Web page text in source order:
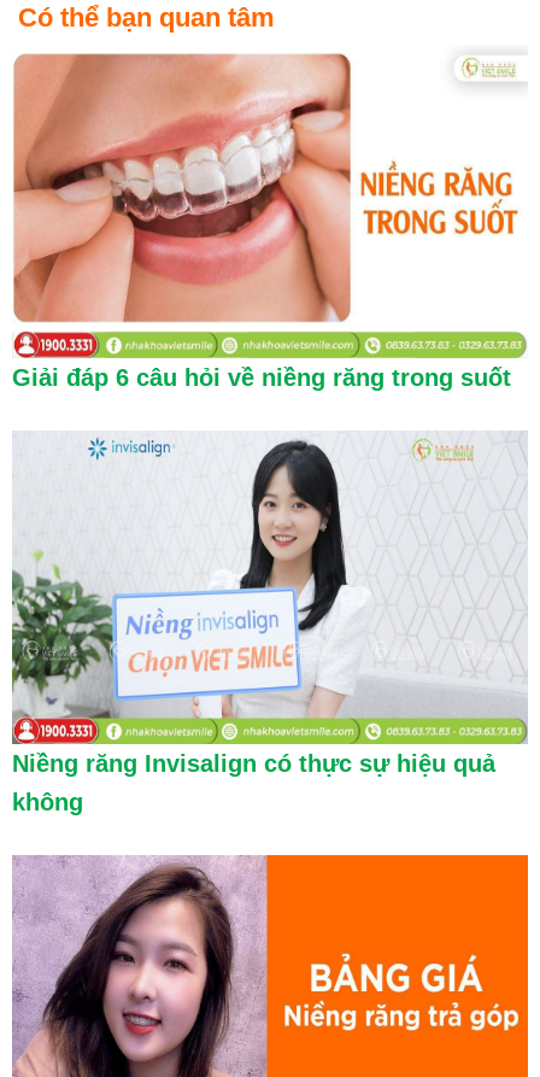
Có thể bạn quan tâm
Giải đáp 6 câu hỏi về niềng răng trong suốt
Niềng răng Invisalign có thực sự hiệu quả
không